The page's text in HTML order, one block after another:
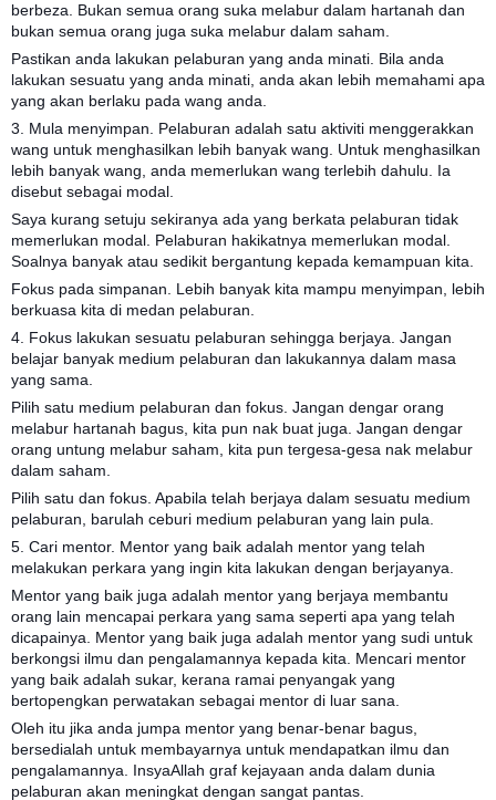
berbeza. Bukan semua orang suka melabur dalam hartanah dan
bukan semua orang juga suka melabur dalam saham.
Pastikan anda lakukan pelaburan yang anda minati. Bila anda
lakukan sesuatu yang anda minati, anda akan lebih memahami apa
yang akan berlaku pada wang anda.
3. Mula menyimpan. Pelaburan adalah satu aktiviti menggerakkan
wang untuk menghasilkan lebih banyak wang. Untuk menghasilkan
lebih banyak wang, anda memerlukan wang terlebih dahulu. Ia
disebut sebagai modal.
Saya kurang setuju sekiranya ada yang berkata pelaburan tidak
memerlukan modal. Pelaburan hakikatnya memerlukan modal.
Soalnya banyak atau sedikit bergantung kepada kemampuan kita.
Fokus pada simpanan. Lebih banyak kita mampu menyimpan, lebih
berkuasa kita di medan pelaburan.
4. Fokus lakukan sesuatu pelaburan sehingga berjaya. Jangan
belajar banyak medium pelaburan dan lakukannya dalam masa
yang sama.
Pilih satu medium pelaburan dan fokus. Jangan dengar orang
melabur hartanah bagus, kita pun nak buat juga. Jangan dengar
orang untung melabur saham, kita pun tergesa-gesa nak melabur
dalam saham.
Pilih satu dan fokus. Apabila telah berjaya dalam sesuatu medium
pelaburan, barulah ceburi medium pelaburan yang lain pula.
5. Cari mentor. Mentor yang baik adalah mentor yang telah
melakukan perkara yang ingin kita lakukan dengan berjayanya.
Mentor yang baik juga adalah mentor yang berjaya membantu
orang lain mencapai perkara yang sama seperti apa yang telah
dicapainya. Mentor yang baik juga adalah mentor yang sudi untuk
berkongsi ilmu dan pengalamannya kepada kita. Mencari mentor
yang baik adalah sukar, kerana ramai penyangak yang
bertopengkan perwatakan sebagai mentor di luar sana.
Oleh itu jika anda jumpa mentor yang benar-benar bagus,
bersedialah untuk membayarnya untuk mendapatkan ilmu dan
pengalamannya. InsyaAllah graf kejayaan anda dalam dunia
pelaburan akan meningkat dengan sangat pantas.